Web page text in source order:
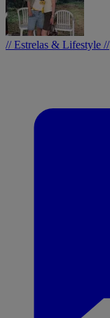
// Estrelas & Lifestyle //